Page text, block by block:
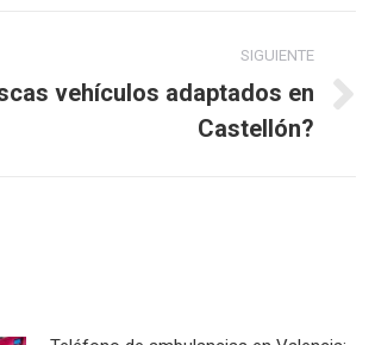
SIGUIENTE
vehículos adaptados en
Castellón?